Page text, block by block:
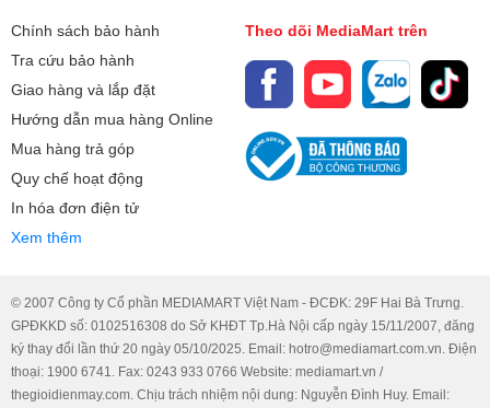
Chính sách bảo hành
Tra cứu bảo hành
Giao hàng và lắp đặt
Hướng dẫn mua hàng Online
Mua hàng trả góp
Quy chế hoạt động
In hóa đơn điện tử
Xem thêm
Theo dõi MediaMart trên
© 2007 Công ty Cổ phần MEDIAMART Việt Nam - ĐCĐK: 29F Hai Bà Trưng.
GPĐKKD số: 0102516308 do Sở KHĐT Tp.Hà Nội cấp ngày 15/11/2007, đăng
ký thay đổi lần thứ 20 ngày 05/10/2025. Email: hotro@mediamart.com.vn. Điện
thoại: 1900 6741. Fax: 0243 933 0766 Website: mediamart.vn /
thegioidienmay.com. Chịu trách nhiệm nội dung: Nguyễn Đình Huy. Email: